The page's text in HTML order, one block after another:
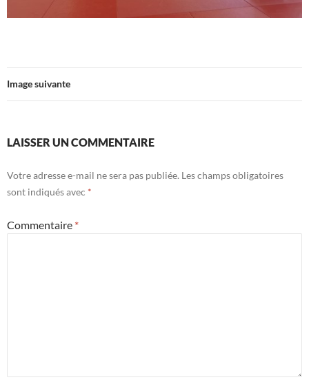
Image suivante
LAISSER UN COMMENTAIRE
Votre adresse e-mail ne sera pas publiée. Les champs obligatoires
sont indiqués avec *
Commentaire *